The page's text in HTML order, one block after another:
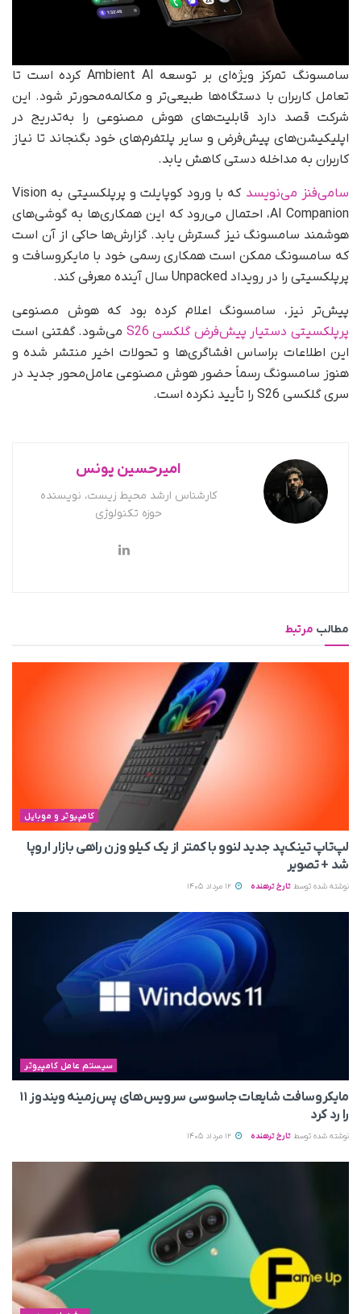
سامسونگ تمرکز ویژه‌ای بر توسعه Ambient AI کرده است تا
تعامل کاربران با دستگاه‌ها طبیعی‌تر و مکالمه‌محورتر شود. این
شرکت قصد دارد قابلیت‌های هوش مصنوعی را به‌تدریج در
اپلیکیشن‌های پیش‌فرض و سایر پلتفرم‌های خود بگنجاند تا نیاز
کاربران به مداخله دستی کاهش یابد.
سامی‌فنز می‌نویسد
که با ورود کوپایلت و پرپلکسیتی به Vision
AI Companion، احتمال می‌رود که این همکاری‌ها به گوشی‌های
هوشمند سامسونگ نیز گسترش یابد. گزارش‌ها حاکی از آن است
که سامسونگ ممکن است همکاری رسمی خود با مایکروسافت و
پرپلکسیتی را در رویداد Unpacked سال آینده معرفی کند.
پیش‌تر نیز، سامسونگ اعلام کرده بود که هوش مصنوعی
پرپلکسیتی دستیار پیش‌فرض گلکسی S26
می‌‌شود. گفتنی است
این اطلاعات براساس افشاگری‌ها و تحولات اخیر منتشر شده و
هنوز سامسونگ رسماً حضور هوش مصنوعی عامل‌محور جدید در
سری گلکسی S26 را تأیید نکرده است.
امیرحسین یونس
کارشناس ارشد محیط زیست، نویسنده
حوزه تکنولوژی
مطالب مرتبط
کامپیوتر و موبایل
لپ‌تاپ تینک‌پد جدید لنوو با کمتر از یک کیلو وزن راهی بازار اروپا
شد + تصویر
نوشته شده توسط تارخ ترهنده
سیستم عامل کامپیوتر
مایکروسافت شایعات جاسوسی سرویس‌های پس‌زمینه ویندوز ۱۱
را رد کرد
نوشته شده توسط تارخ ترهنده